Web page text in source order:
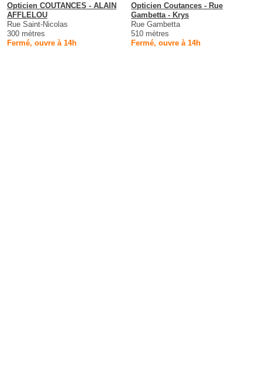
Opticien COUTANCES - ALAIN
AFFLELOU
Rue Saint-Nicolas
300 mètres
Fermé, ouvre à 14h
Opticien Coutances - Rue
Gambetta - Krys
Rue Gambetta
510 mètres
Fermé, ouvre à 14h